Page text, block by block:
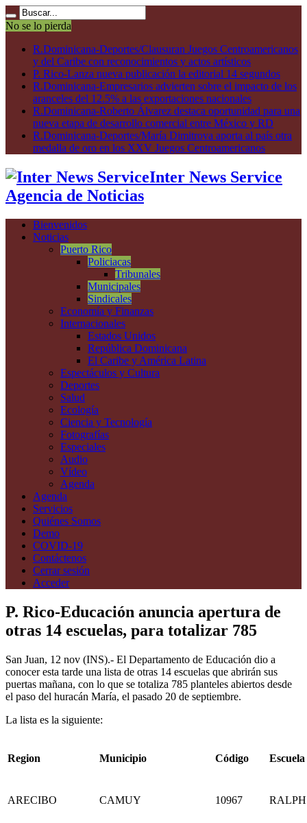
No se lo pierda
R.Dominicana-Deportes/Clausuran Juegos Centroamericanos
y del Caribe con reconocimientos y actos artísticos
P. Rico-Lanza nueva publicación la editorial 14 segundos
R.Dominicana-Empresarios advierten sobre el impacto de los
aranceles del 12.5% a las exportaciones nacionales
R.Dominicana-Roberto Álvarez destaca oportunidad para una
nueva etapa de desarrollo comercial entre México y RD
R.Dominicana-Deportes/María Dimitrova aporta al país otra
medalla de oro en los XXV Juegos Centroamericanos
Inter News Service
Agencia de Noticias
Bienvenidos
Noticias
Puerto Rico
Policiacas
Tribunales
Municipales
Sindicales
Economía y Finanzas
Internacionales
Estados Unidos
República Dominicana
El Caribe y América Latina
Espectáculos y Cultura
Deportes
Salud
Ecología
Ciencia y Tecnología
Fotografías
Especiales
Audio
Vídeo
Agenda
Agenda
Servicios
Quiénes Somos
Demo
COVID-19
Contáctenos
Cerrar sesión
Acceder
P. Rico-Educación anuncia apertura de
otras 14 escuelas, para totalizar 785
San Juan, 12 nov (INS).- El Departamento de Educación dio a
conocer esta tarde una lista de otras 14 escuelas que abrirán sus
puertas mañana, con lo que se totaliza 785 planteles abiertos desde
el paso del huracán María, el pasado 20 de septiembre.
La lista es la siguiente:
Region Municipio Código Escuela
ARECIBO CAMUY 10967